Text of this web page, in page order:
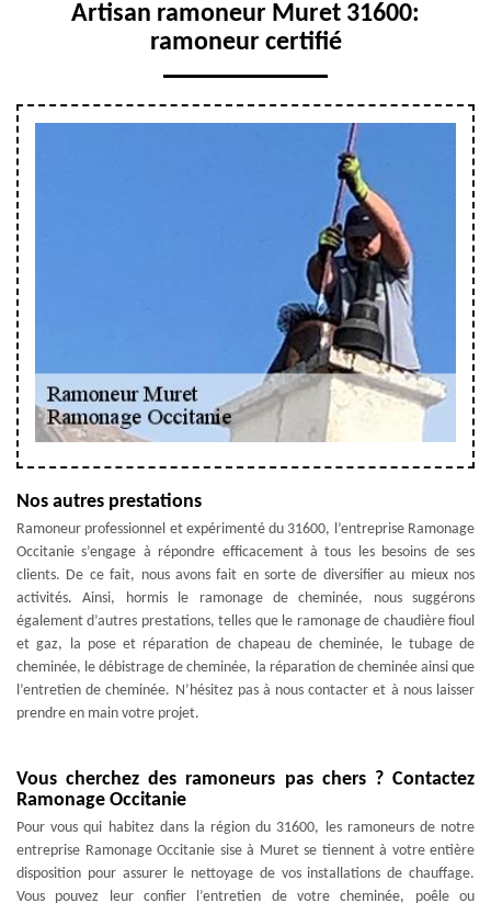
Artisan ramoneur Muret 31600:
ramoneur certifié
Nos autres prestations
Ramoneur professionnel et expérimenté du 31600, l’entreprise Ramonage
Occitanie s’engage à répondre efficacement à tous les besoins de ses
clients. De ce fait, nous avons fait en sorte de diversifier au mieux nos
activités. Ainsi, hormis le ramonage de cheminée, nous suggérons
également d’autres prestations, telles que le ramonage de chaudière fioul
et gaz, la pose et réparation de chapeau de cheminée, le tubage de
cheminée, le débistrage de cheminée, la réparation de cheminée ainsi que
l’entretien de cheminée. N’hésitez pas à nous contacter et à nous laisser
prendre en main votre projet.
Vous cherchez des ramoneurs pas chers ? Contactez
Ramonage Occitanie
Pour vous qui habitez dans la région du 31600, les ramoneurs de notre
entreprise Ramonage Occitanie sise à Muret se tiennent à votre entière
disposition pour assurer le nettoyage de vos installations de chauffage.
Vous pouvez leur confier l’entretien de votre cheminée, poêle ou